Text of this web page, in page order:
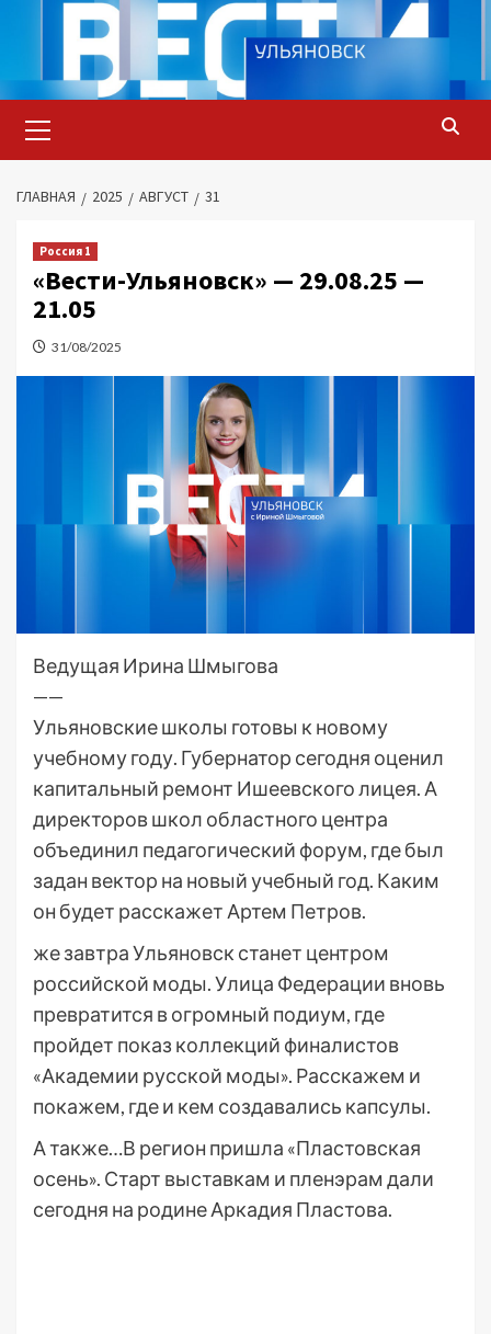
содержимому
меню
ГЛАВНАЯ 2025 АВГУСТ 31
Россия 1
«Вести-Ульяновск» — 29.08.25 —
21.05
31/08/2025
Ведущая Ирина Шмыгова
——
Ульяновские школы готовы к новому
учебному году. Губернатор сегодня оценил
капитальный ремонт Ишеевского лицея. А
директоров школ областного центра
объединил педагогический форум, где был
задан вектор на новый учебный год. Каким
он будет расскажет Артем Петров.
же завтра Ульяновск станет центром
российской моды. Улица Федерации вновь
превратится в огромный подиум, где
пройдет показ коллекций финалистов
«Академии русской моды». Расскажем и
покажем, где и кем создавались капсулы.
А также…В регион пришла «Пластовская
осень». Старт выставкам и пленэрам дали
сегодня на родине Аркадия Пластова.